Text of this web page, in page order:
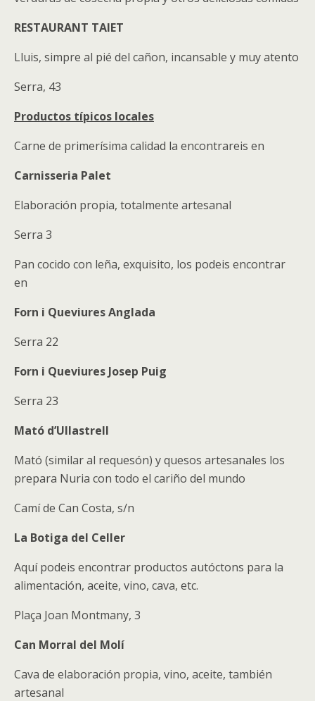
RESTAURANT TAIET
Lluis, simpre al pié del cañon, incansable y muy atento
Serra, 43
Productos típicos locales
Carne de primerísima calidad la encontrareis en
Carnisseria Palet
Elaboración propia, totalmente artesanal
Serra 3
Pan cocido con leña, exquisito, los podeis encontrar
en
Forn i Queviures Anglada
Serra 22
Forn i Queviures Josep Puig
Serra 23
Mató d’Ullastrell
Mató (similar al requesón) y quesos artesanales los
prepara Nuria con todo el cariño del mundo
Camí de Can Costa, s/n
La Botiga del Celler
Aquí podeis encontrar productos autóctons para la
alimentación, aceite, vino, cava, etc.
Plaça Joan Montmany, 3
Can Morral del Molí
Cava de elaboración propia, vino, aceite, también
artesanal